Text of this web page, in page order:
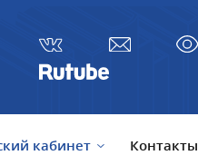
кабинет Контакты